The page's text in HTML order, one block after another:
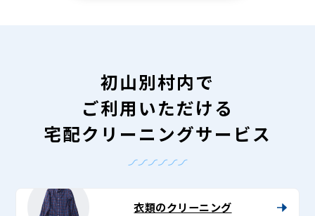
初山別村内で
ご利用いただける
宅配クリーニングサービス
衣類のクリーニング